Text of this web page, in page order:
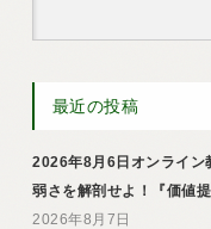
最近の投稿
2026年8月6日オンライン
弱さを解剖せよ！『価値
2026年8月7日